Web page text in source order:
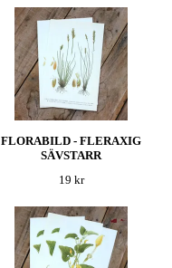
FLORABILD - FLERAXIG
SÄVSTARR
19 kr